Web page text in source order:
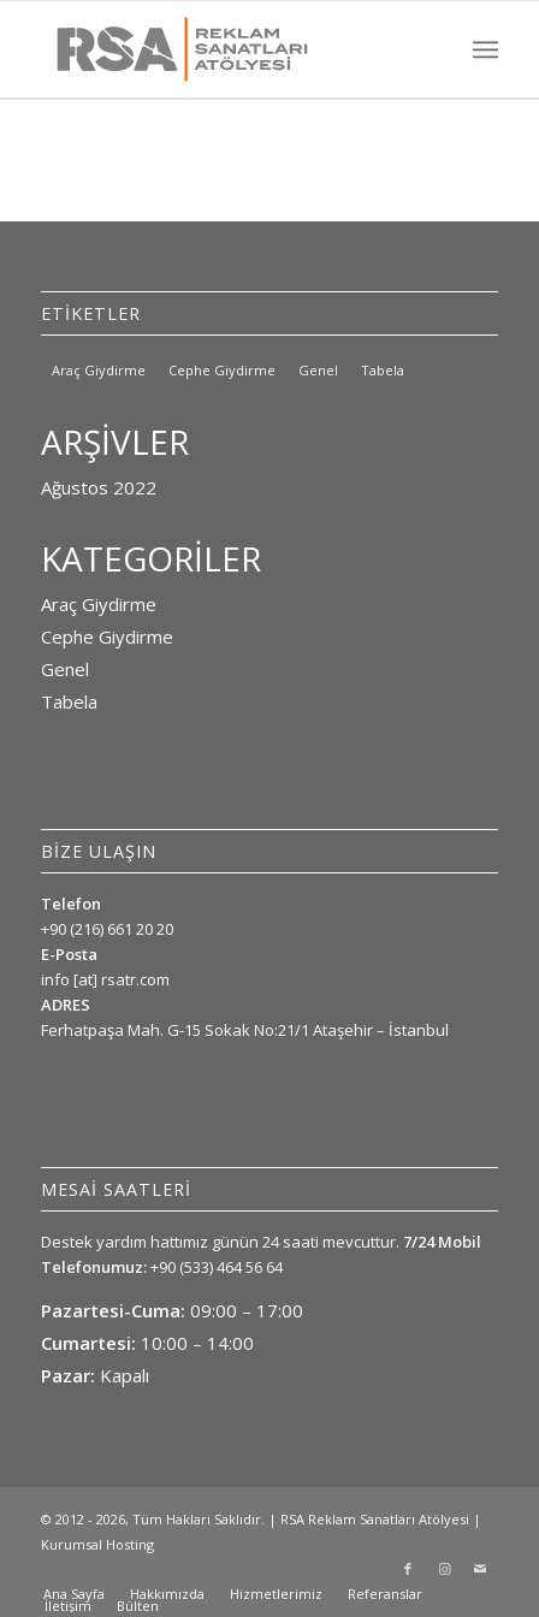
ETİKETLER
Araç Giydirme Cephe Giydirme Genel Tabela
ARŞIVLER
Ağustos 2022
KATEGORILER
Araç Giydirme
Cephe Giydirme
Genel
Tabela
BİZE ULAŞIN
Telefon
+90 (216) 661 20 20
E-Posta
info [at] rsatr.com
ADRES
Ferhatpaşa Mah. G-15 Sokak No:21/1 Ataşehir – İstanbul
MESAİ SAATLERİ
Destek yardım hattımız günün 24 saati mevcuttur. 7/24 Mobil
Telefonumuz:+90 (533) 464 56 64
Pazartesi-Cuma: 09:00 – 17:00
Cumartesi: 10:00 – 14:00
Pazar: Kapalı
© 2012 - 2026, Tüm Hakları Saklıdır. | RSA Reklam Sanatları Atölyesi |
Kurumsal Hosting
Ana Sayfa Hakkımızda Hizmetlerimiz Referanslar
İletişim Bülten